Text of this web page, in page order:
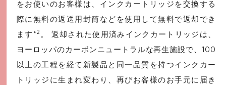
をお使いのお客様は、インクカートリッジを交換する
際に無料の返送用封筒などを使用して無料で返却でき
ます*2 。 返却された使用済みインクカートリッジは、
ヨーロッパのカーボンニュートラルな再生施設で、100
以上の工程を経て新製品と同一品質を持つインクカー
トリッジに生まれ変わり、再びお客様のお手元に届き